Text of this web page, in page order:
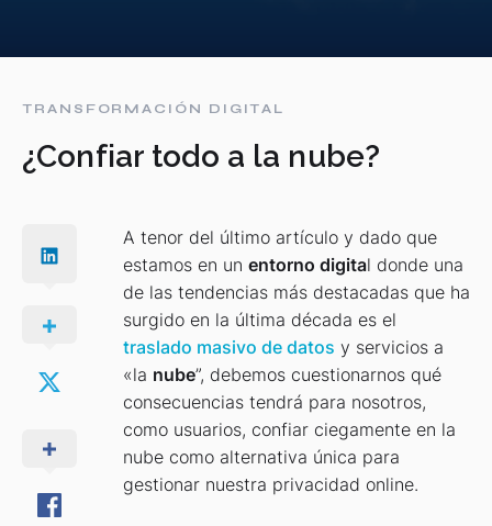
TRANSFORMACIÓN DIGITAL
¿Confiar todo a la nube?
A tenor del último artículo y dado que
estamos en un entorno digital donde una
de las tendencias más destacadas que ha
surgido en la última década es el
traslado masivo de datos y servicios a
«la nube”, debemos cuestionarnos qué
consecuencias tendrá para nosotros,
como usuarios, confiar ciegamente en la
nube como alternativa única para
gestionar nuestra privacidad online.